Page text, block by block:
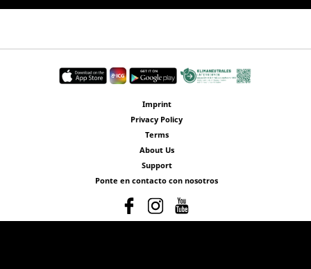
Imprint
Privacy Policy
Terms
About Us
Support
Ponte en contacto con nosotros